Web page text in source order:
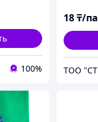
100%
18 ₸/
ТОО